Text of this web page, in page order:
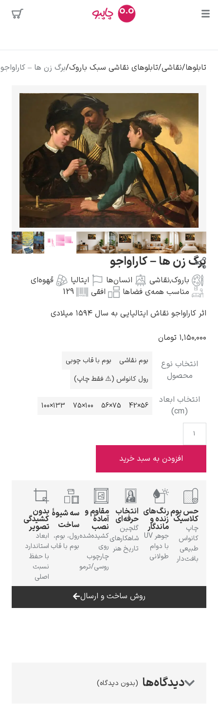
جستجوها
پیکاسو
فریدا کالوا
محبوب‌ترین
هنرمندان
کلود مونه
ونسان ون گوگ
گوستاو کلیمت
ادوارد مونک
ادوارد هاپر
تابلوها/نقاشی/تابلوهای نقاشی سبک باروک/برگ زن ها – کاراواجو
برگ زن ها – کاراواجو
باروک,نقاشی انسان‌ها ایتالیا
قهوه‌ای
مناسب همه‌ی فضاها
افقی
129
اثر کاراواجو نقاش ایتالیایی به سال ۱۵۹۴ میلادی
۱,۱۵۰,۰۰۰ تومان
انتخاب نوع
محصول
بوم نقاشی
بوم با قاب چوبی
رول کانواس (⚠️ فقط چاپ)
انتخاب ابعاد
(cm)
56×42
75×56
100×75
133×100
افزودن به سبد خرید
حس بوم
کلاسیک
چاپ
کانواس
طبیعی
بافت‌دار
رنگ‌های
زنده و
ماندگار
جوهر UV
با دوام
طولانی
انتخاب
حرفه‌ای
گلچین
شاهکارهای
تاریخ هنر
مقاوم و
آمادهٔ
نصب
کشیده‌شده
روی
چارچوب
روسی/ترمو
سه شیوهٔ
ساخت
رول، بوم،
بوم با قاب
بدون
کشیدگی
تصویر
ابعاد
استاندارد
با حفظ
نسبت
اصلی
روش ساخت و ارسال
(بدون دیدگاه)